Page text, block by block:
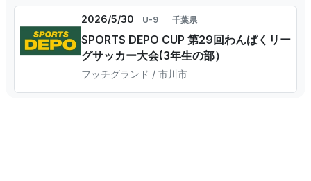
2026/5/30 U-9 千葉県
SPORTS DEPO CUP 第29回わんぱくリー
グサッカー大会(3年生の部）
フッチグランド / 市川市